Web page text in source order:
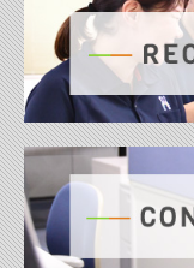
１.お客様が申し込まれた新聞・出版物をお届けするた
め。
２.お客様が選択した決済手段で代金の徴収を行うた
め。
３.弊社担当者
４.延長再読の
５.弊社取り扱いの各種新聞・出版物・商品及び弊社の
サービスの案